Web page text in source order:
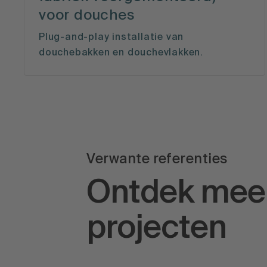
voor douches
Plug-and-play installatie van
douchebakken en douchevlakken.
Verwante referenties
Ontdek
projecten